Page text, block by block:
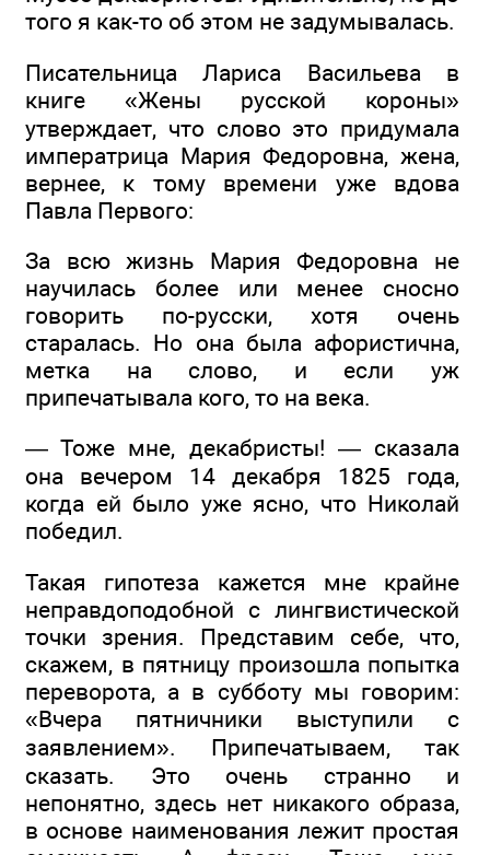
того я как-то об этом не задумывалась.
Писательница Лариса Васильева в
книге «Жены русской короны»
утверждает, что слово это придумала
императрица Мария Федоровна, жена,
вернее, к тому времени уже вдова
Павла Первого:
За всю жизнь Мария Федоровна не
научилась более или менее сносно
говорить по-русски, хотя очень
старалась. Но она была афористична,
метка на слово, и если уж
припечатывала кого, то на века.
— Тоже мне, декабристы! — сказала
она вечером 14 декабря 1825 года,
когда ей было уже ясно, что Николай
победил.
Такая гипотеза кажется мне крайне
неправдоподобной с лингвистической
точки зрения. Представим себе, что,
скажем, в пятницу произошла попытка
переворота, а в субботу мы говорим:
«Вчера пятничники выступили с
заявлением». Припечатываем, так
сказать. Это очень странно и
непонятно, здесь нет никакого образа,
в основе наименования лежит простая